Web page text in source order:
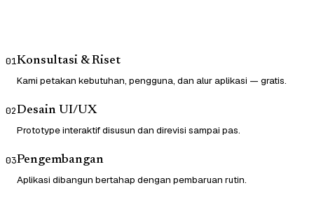
01Konsultasi & Riset
Kami petakan kebutuhan, pengguna, dan alur aplikasi — gratis.
02Desain UI/UX
Prototype interaktif disusun dan direvisi sampai pas.
03Pengembangan
Aplikasi dibangun bertahap dengan pembaruan rutin.